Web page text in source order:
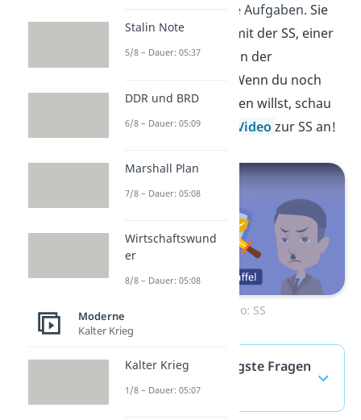
der Gestapo und ihre Aufgaben. Sie
war eng verbunden mit der SS, einer
weiteren Organisation der
Nationalsozialisten. Wenn du noch
mehr darüber erfahren willst, schau
dir doch auch unser
Video zur SS an!
Zum Video: SS
Gestapo — häufigste Fragen
(ausklappen)
Stalin Note
5/8 – Dauer: 05:37
DDR und BRD
6/8 – Dauer: 05:09
Marshall Plan
7/8 – Dauer: 05:08
Wirtschaftswund
er
8/8 – Dauer: 05:08
Moderne
Kalter Krieg
Kalter Krieg
1/8 – Dauer: 05:07